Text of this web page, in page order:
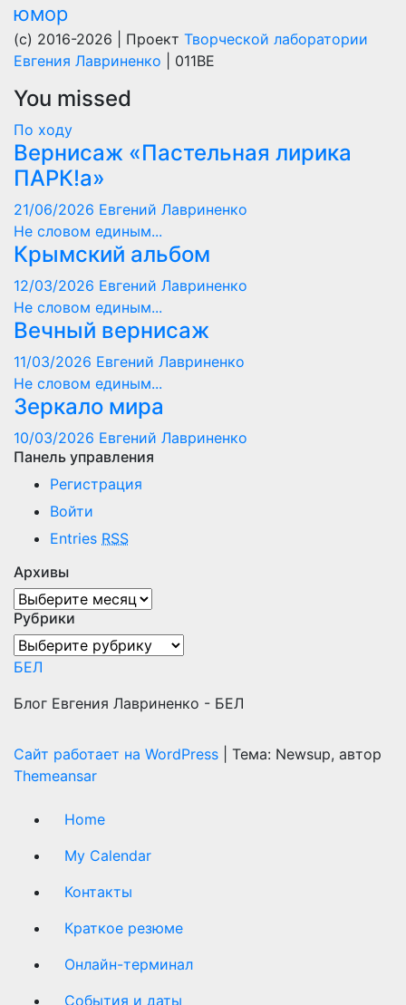
юмор
(c) 2016-2026 | Проект Творческой лаборатории
Евгения Лавриненко | 011BE
You missed
По ходу
Вернисаж «Пастельная лирика
ПАРК!а»
21/06/2026 Евгений Лавриненко
Не словом единым...
Крымский альбом
12/03/2026 Евгений Лавриненко
Не словом единым...
Вечный вернисаж
11/03/2026 Евгений Лавриненко
Не словом единым...
Зеркало мира
10/03/2026 Евгений Лавриненко
Панель управления
Регистрация
Войти
Entries RSS
Архивы
Архивы
Рубрики
Рубрики
БЕЛ
Блог Евгения Лавриненко - БЕЛ
Сайт работает на WordPress
Тема: Newsup, автор
Themeansar
Home
My Calendar
Контакты
Краткое резюме
Онлайн-терминал
События и даты